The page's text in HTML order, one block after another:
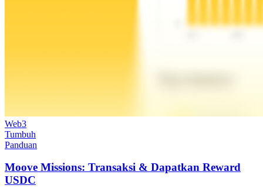
Web3
Tumbuh
Panduan
Moove Missions: Transaksi & Dapatkan Reward
USDC